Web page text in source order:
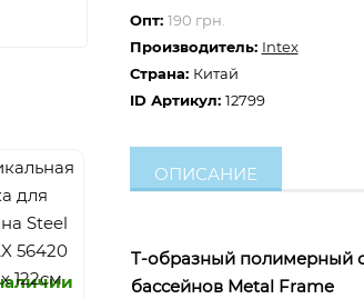
Опт: 190 грн.
Производитель: Intex
Страна: Китай
ID Артикул: 12799
ОПИСАНИЕ
T-образный полимерный
бассейнов Metal Frame